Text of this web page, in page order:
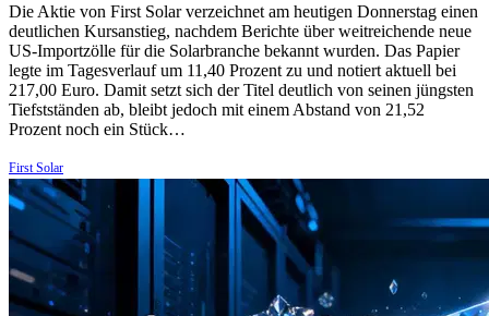
Die Aktie von First Solar verzeichnet am heutigen Donnerstag einen
deutlichen Kursanstieg, nachdem Berichte über weitreichende neue
US-Importzölle für die Solarbranche bekannt wurden. Das Papier
legte im Tagesverlauf um 11,40 Prozent zu und notiert aktuell bei
217,00 Euro. Damit setzt sich der Titel deutlich von seinen jüngsten
Tiefstständen ab, bleibt jedoch mit einem Abstand von 21,52
Prozent noch ein Stück…
First Solar